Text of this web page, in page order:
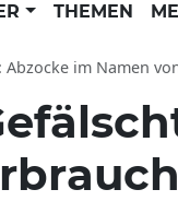
THEMEN
im Namen